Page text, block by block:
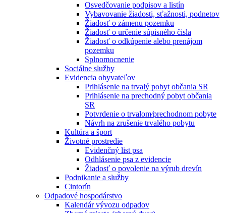
Osvedčovanie podpisov a listín
Vybavovanie žiadosti, sťažnosti, podnetov
Žiadosť o zámenu pozemku
Žiadosť o určenie súpisného čisla
Žiadosť o odkúpenie alebo prenájom
pozemku
Splnomocnenie
Sociálne služby
Evidencia obyvateľov
Prihlásenie na trvalý pobyt občania SR
Prihlásenie na prechodný pobyt občania
SR
Potvrdenie o trvalom⁄prechodnom pobyte
Návrh na zrušenie trvalého pobytu
Kultúra a šport
Životné prostredie
Evidenčný list psa
Odhlásenie psa z evidencie
Žiadosť o povolenie na výrub drevín
Podnikanie a služby
Cintorín
Odpadové hospodárstvo
Kalendár vývozu odpadov